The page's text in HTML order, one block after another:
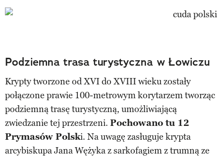
Podziemna trasa turystyczna w Łowiczu
Krypty tworzone od XVI do XVIII wieku zostały
połączone prawie 100-metrowym korytarzem tworząc
podziemną trasę turystyczną, umożliwiającą
zwiedzanie tej przestrzeni. Pochowano tu 12
Prymasów Polski. Na uwagę zasługuje krypta
arcybiskupa Jana Wężyka z sarkofagiem z trumną ze